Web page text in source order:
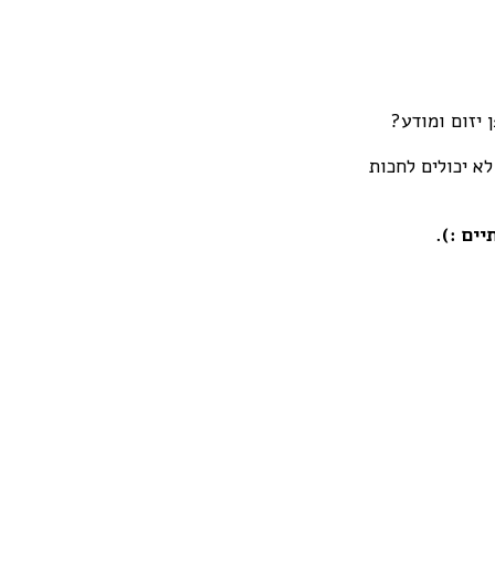
יזום ומודע?
יכולים לחכות